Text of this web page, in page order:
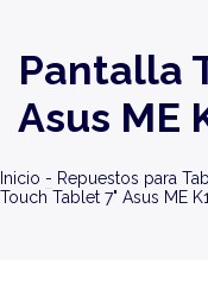
Pantalla
Asus ME
Inicio - Repuestos para
Touch Tablet 7" Asus ME